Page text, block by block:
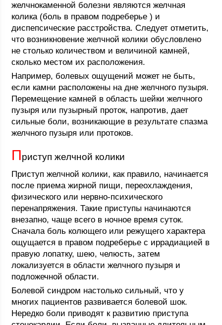
желчнокаменной болезни являются желчная
колика (боль в правом подреберье ) и
диспепсические расстройства. Следует отметить,
что возникновение желчной колики обусловлено
не столько количеством и величиной камней,
сколько местом их расположения.
Например, болевых ощущений может не быть,
если камни расположены на дне желчного пузыря.
Перемещение камней в область шейки желчного
пузыря или пузырный проток, напротив, дает
сильные боли, возникающие в результате спазма
желчного пузыря или протоков.
Приступ желчной колики
Приступ желчной колики, как правило, начинается
после приема жирной пищи, переохлаждения,
физического или нервно-психического
перенапряжения. Такие приступы начинаются
внезапно, чаще всего в ночное время суток.
Сначала боль колющего или режущего характера
ощущается в правом подреберье с иррадиацией в
правую лопатку, шею, челюсть, затем
локализуется в области желчного пузыря и
подложечной области.
Болевой синдром настолько сильный, что у
многих пациентов развивается болевой шок.
Нередко боли приводят к развитию приступа